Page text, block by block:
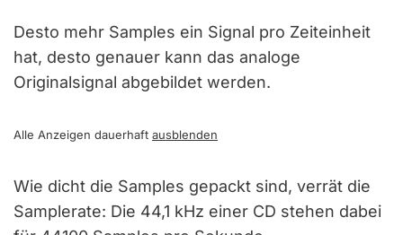
Desto mehr Samples ein Signal pro Zeiteinheit
hat, desto genauer kann das analoge
Originalsignal abgebildet werden.
Alle Anzeigen dauerhaft ausblenden
Wie dicht die Samples gepackt sind, verrät die
Samplerate: Die 44,1 kHz einer CD stehen dabei